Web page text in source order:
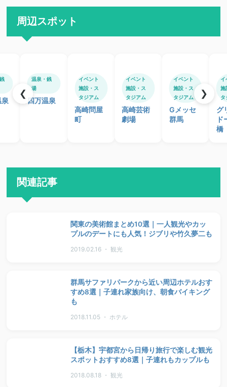
周辺スポット
温泉・銭
湯
四万温泉
イベント
施設・ス
タジアム
高崎問屋
町
イベント
施設・ス
タジアム
高崎芸術
劇場
イベント
施設・ス
タジアム
Gメッセ
群馬
イ
施
タ
グ
ド
橋
❮ ❯
関連記事
関東の美術館まとめ10選｜一人観光やカッ
プルのデートにも人気！ジブリや竹久夢二も
2019.02.16 ・ 観光
群馬サファリパークから近い周辺ホテルおす
すめ8選｜子連れ家族向け、朝食バイキング
も
2018.11.05 ・ ホテル
【栃木】宇都宮から日帰り旅行で楽しむ観光
スポットおすすめ8選｜子連れもカップルも
2018.08.18 ・ 観光